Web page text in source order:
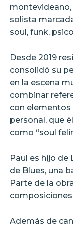
montevideano,
solista
soul, funk,
Desde 2019
consolidó su
en la escena
combinar
con
personal, que
como “soul
Paul es hijo de
de Blues, una
Parte de la
Además de